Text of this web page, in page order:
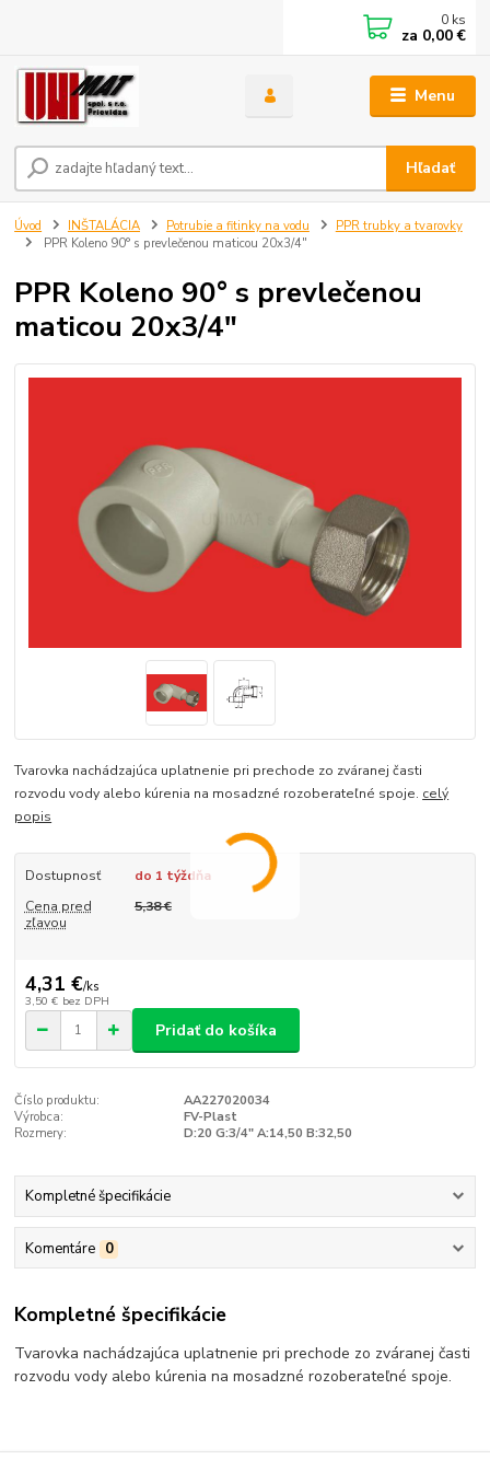
Menu
Hľadať
0 ks
za 0,00 €
Úvod INŠTALÁCIA Potrubie a fitinky na vodu
PPR trubky a tvarovky
PPR Koleno 90° s prevlečenou maticou 20x3/4"
PPR Koleno 90° s prevlečenou
maticou 20x3/4"
Tvarovka nachádzajúca uplatnenie pri prechode zo zváranej časti
rozvodu vody alebo kúrenia na mosadzné rozoberateľné spoje. celý
popis
Dostupnosť
do 1 týždňa
Cena pred
zľavou
5,38 €
4,31 €/ks
3,50 € bez DPH
Pridať do košíka
Číslo produktu:
AA227020034
Výrobca:
FV-Plast
Rozmery:
D:20 G:3/4" A:14,50 B:32,50
Kompletné špecifikácie
Komentáre 0
Kompletné špecifikácie
Tvarovka nachádzajúca uplatnenie pri prechode zo zváranej časti
rozvodu vody alebo kúrenia na mosadzné rozoberateľné spoje.